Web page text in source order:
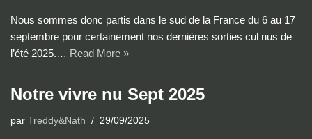
Nous sommes donc partis dans le sud de la France du 6 au 17
septembre pour certainement nos dernières sorties cul nus de
l’été 2025.… Read More »
Notre vivre nu Sept 2025
par Treddy&Nath 29/09/2025